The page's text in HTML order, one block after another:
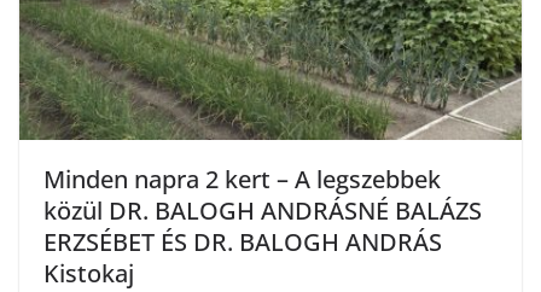
Minden napra 2 kert – A legszebbek
közül DR. BALOGH ANDRÁSNÉ BALÁZS
ERZSÉBET ÉS DR. BALOGH ANDRÁS
Kistokaj